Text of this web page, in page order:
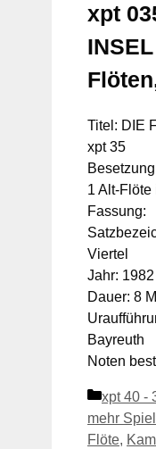
xpt
Titel: DIE
xpt 35
1 Alt-Flöte
Fassung:
Viertel
Jahr: 1982
Dauer: 8
Bayreuth
Noten
xpt 40 -
mehr
Flöte,